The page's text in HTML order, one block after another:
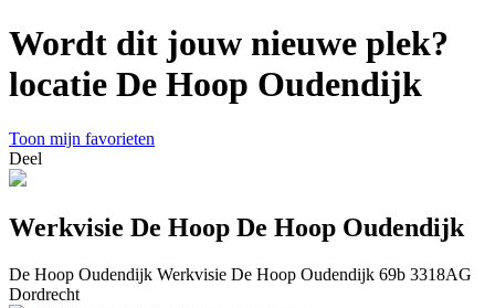
Wordt dit jouw nieuwe plek?
locatie De Hoop Oudendijk
Toon mijn favorieten
Deel
Werkvisie De Hoop De Hoop Oudendijk
De Hoop Oudendijk Werkvisie De Hoop Oudendijk 69b 3318AG
Dordrecht